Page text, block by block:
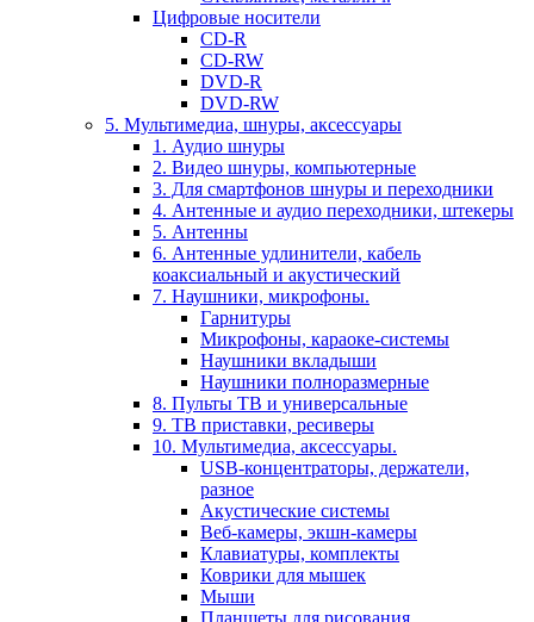
Цифровые носители
CD-R
CD-RW
DVD-R
DVD-RW
5. Мультимедиа, шнуры, аксессуары
1. Аудио шнуры
2. Видео шнуры, компьютерные
3. Для смартфонов шнуры и переходники
4. Антенные и аудио переходники, штекеры
5. Антенны
6. Антенные удлинители, кабель
коаксиальный и акустический
7. Наушники, микрофоны.
Гарнитуры
Микрофоны, караоке-системы
Наушники вкладыши
Наушники полноразмерные
8. Пульты ТВ и универсальные
9. ТВ приставки, ресиверы
10. Мультимедиа, аксессуары.
USB-концентраторы, держатели,
разное
Акустические системы
Веб-камеры, экшн-камеры
Клавиатуры, комплекты
Коврики для мышек
Мыши
Планшеты для рисования